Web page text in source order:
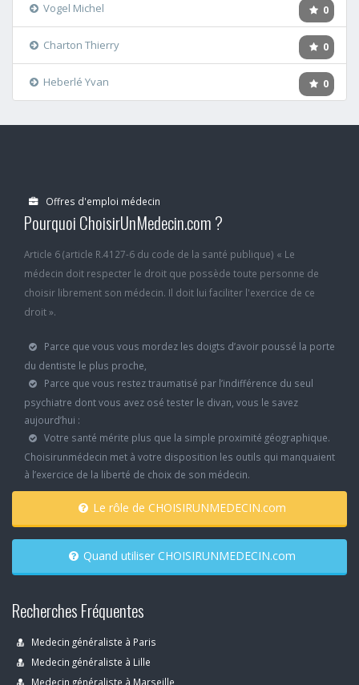
0
Vogel Michel
0
Charton Thierry
0
Heberlé Yvan
Offres d'emploi médecin
Pourquoi ChoisirUnMedecin.com ?
Article 6 (article R.4127-6 du code de la santé publique) « Le
médecin doit respecter le droit que possède toute personne de
choisir librement son médecin. Il doit lui faciliter l'exercice de ce
droit ».
Parce que vous vous mordez les doigts d’avoir poussé la porte
du dentiste le plus proche,
Parce que vous restez traumatisé par l’indifférence du seul
psychiatre dont vous avez osé tester le divan, vous le savez
aujourd’hui :
Votre santé mérite plus que la simple proximité géographique.
Choisirunmédecin met à votre disposition les outils qui manquaient
à l’exercice de la liberté de choix de son médecin.
Le rôle de CHOISIRUNMEDECIN.com
Quand utiliser CHOISIRUNMEDECIN.com
Recherches Fréquentes
Medecin généraliste à Paris
Medecin généraliste à Lille
Medecin généraliste à Marseille